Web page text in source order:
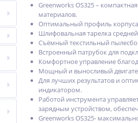
Greenworks OS325 –
материалов.
Оптимальный профиль
Шлифовальная тарелка
Съёмный текстильный
Встроенный патрубок для
Комфортное управление
Мощный и выносливый
Для лучших результатов и
индикатором.
Работой инструмента
зарядным устройством,
Greenworks OS325-